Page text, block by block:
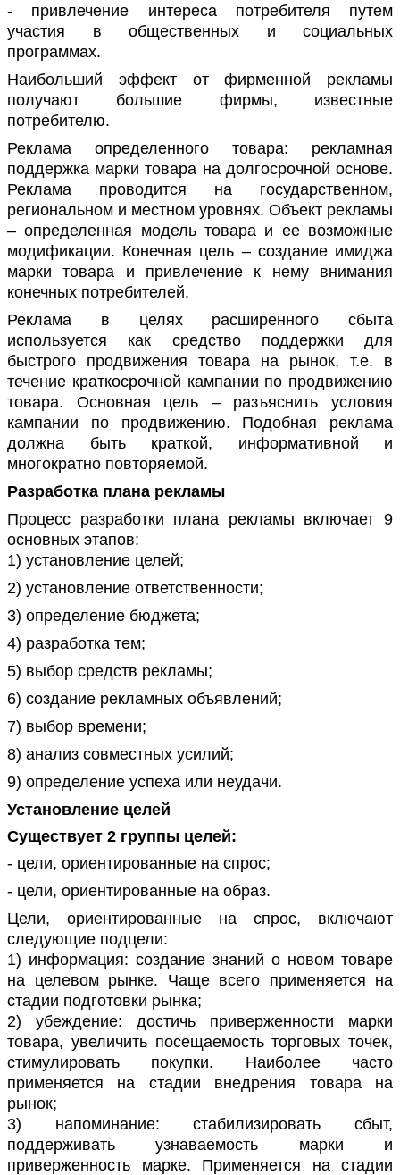
- привлечение интереса потребителя путем
участия в общественных и социальных
программах.
Наибольший эффект от фирменной рекламы
получают большие фирмы, известные
потребителю.
Реклама определенного товара: рекламная
поддержка марки товара на долгосрочной основе.
Реклама проводится на государственном,
региональном и местном уровнях. Объект рекламы
– определенная модель товара и ее возможные
модификации. Конечная цель – создание имиджа
марки товара и привлечение к нему внимания
конечных потребителей.
Реклама в целях расширенного сбыта
используется как средство поддержки для
быстрого продвижения товара на рынок, т.е. в
течение краткосрочной кампании по продвижению
товара. Основная цель – разъяснить условия
кампании по продвижению. Подобная реклама
должна быть краткой, информативной и
многократно повторяемой.
Разработка плана рекламы
Процесс разработки плана рекламы включает 9
основных этапов:
1) установление целей;
2) установление ответственности;
3) определение бюджета;
4) разработка тем;
5) выбор средств рекламы;
6) создание рекламных объявлений;
7) выбор времени;
8) анализ совместных усилий;
9) определение успеха или неудачи.
Установление целей
Существует 2 группы целей:
- цели, ориентированные на спрос;
- цели, ориентированные на образ.
Цели, ориентированные на спрос, включают
следующие подцели:
1) информация: создание знаний о новом товаре
на целевом рынке. Чаще всего применяется на
стадии подготовки рынка;
2) убеждение: достичь приверженности марки
товара, увеличить посещаемость торговых точек,
стимулировать покупки. Наиболее часто
применяется на стадии внедрения товара на
рынок;
3) напоминание: стабилизировать сбыт,
поддерживать узнаваемость марки и
приверженность марке. Применяется на стадии